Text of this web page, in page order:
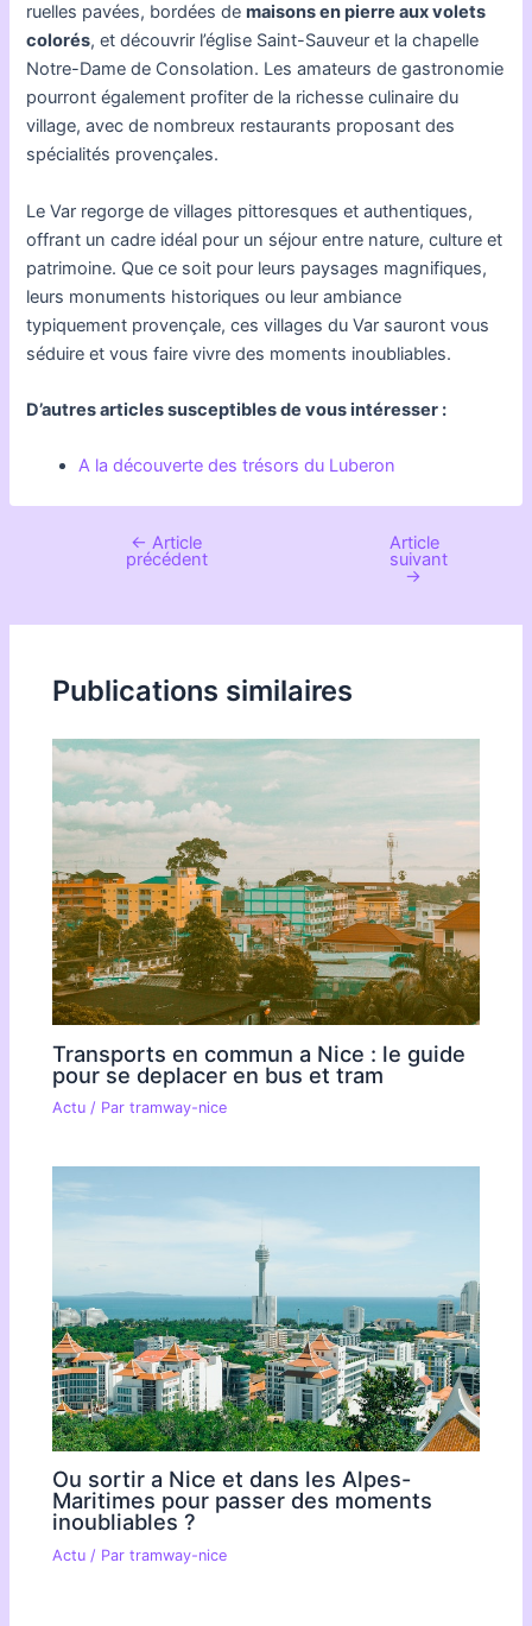
ruelles pavées, bordées demaisons en pierre aux volets
colorés, et découvrir l’église Saint-Sauveur et la chapelle
Notre-Dame de Consolation. Les amateurs de gastronomie
pourront également profiter de la richesse culinaire du
village, avec de nombreux restaurants proposant des
spécialités provençales.
Le Var regorge de villages pittoresques et authentiques,
offrant un cadre idéal pour un séjour entre nature, culture et
patrimoine. Que ce soit pour leurs paysages magnifiques,
leurs monuments historiques ou leur ambiance
typiquement provençale, ces villages du Var sauront vous
séduire et vous faire vivre des moments inoubliables.
D’autres articles susceptibles de vous intéresser :
A la découverte des trésors du Luberon
Navigation
← Article
précédent
Article
suivant
→
Publications similaires
Transports en commun a Nice : le guide
pour se deplacer en bus et tram
Actu / Partramway-nice
Ou sortir a Nice et dans les Alpes-
Maritimes pour passer des moments
inoubliables ?
Actu / Partramway-nice